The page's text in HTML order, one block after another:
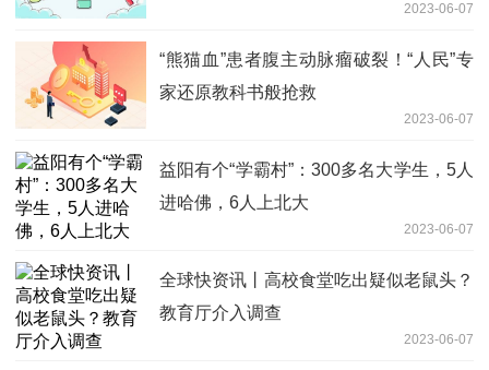
2023-06-07
“熊猫血”患者腹主动脉瘤破裂！“人民”专
家还原教科书般抢救
2023-06-07
益阳有个“学霸村”：300多名大学生，5人
进哈佛，6人上北大
2023-06-07
全球快资讯丨​高校食堂吃出疑似老鼠头？​
教育厅介入调查
2023-06-07